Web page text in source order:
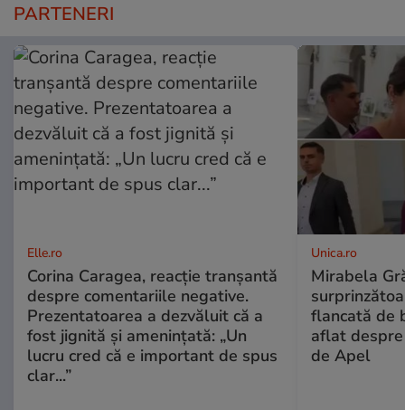
PARTENERI
Elle.ro
Corina Caragea, reacție tranșantă
despre comentariile negative.
Prezentatoarea a dezvăluit că a
fost jignită și amenințată: „Un
lucru cred că e important de spus
clar...”
Unica.ro
Mirabela
flancată de
aflat
de Apel